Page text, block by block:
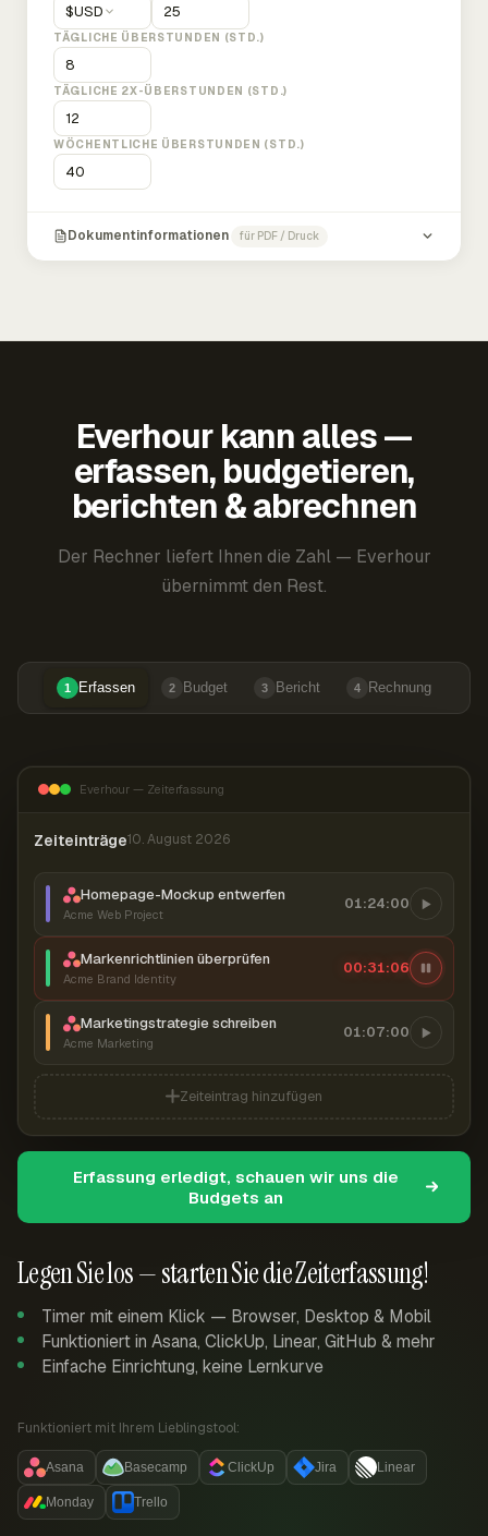
$USD
TÄGLICHE ÜBERSTUNDEN (STD.)
TÄGLICHE 2X-ÜBERSTUNDEN (STD.)
WÖCHENTLICHE ÜBERSTUNDEN (STD.)
Dokumentinformationen für PDF / Druck
Everhour kann alles —
erfassen, budgetieren,
berichten & abrechnen
Der Rechner liefert Ihnen die Zahl — Everhour
übernimmt den Rest.
1 Erfassen 2 Budget 3 Bericht 4 Rechnung
Legen Sie los — starten Sie die Zeiterfassung!
Timer mit einem Klick — Browser, Desktop & Mobil
Funktioniert in Asana, ClickUp, Linear, GitHub & mehr
Einfache Einrichtung, keine Lernkurve
Funktioniert mit Ihrem Lieblingstool:
Asana Basecamp ClickUp Jira Linear
Monday Trello
Everhour — Zeiterfassung
Zeiteinträge10. August 2026
Homepage-Mockup entwerfen
Acme Web Project
01:24:00
Markenrichtlinien überprüfen
Acme Brand Identity
00:31:07
Marketingstrategie schreiben
Acme Marketing
01:07:00
Zeiteintrag hinzufügen
Erfassung erledigt, schauen wir uns die
Budgets an